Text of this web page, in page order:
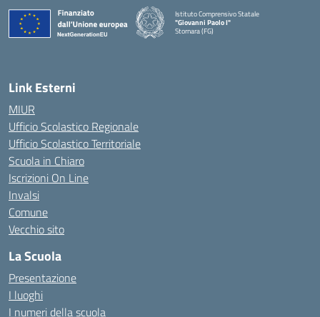
Istituto Comprensivo Statale
"Giovanni Paolo I"
Stornara (FG)
Link Esterni
MIUR
Ufficio Scolastico Regionale
Ufficio Scolastico Territoriale
Scuola in Chiaro
Iscrizioni On Line
Invalsi
Comune
Vecchio sito
La Scuola
Presentazione
I luoghi
I numeri della scuola